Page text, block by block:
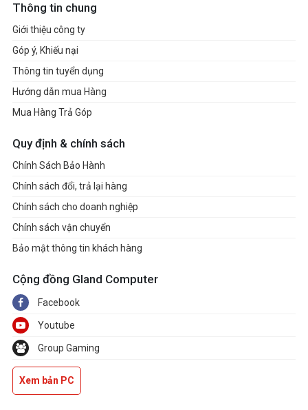
Thông tin chung
Giới thiệu công ty
Góp ý, Khiếu nại
Thông tin tuyển dụng
Hướng dẫn mua Hàng
Mua Hàng Trả Góp
Quy định & chính sách
Chính Sách Bảo Hành
Chính sách đổi, trả lại hàng
Chính sách cho doanh nghiệp
Chính sách vận chuyển
Bảo mật thông tin khách hàng
Cộng đồng Gland Computer
Facebook
Youtube
Group Gaming
Xem bản PC